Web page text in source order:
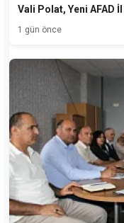
Vali Polat, Yeni AFAD
1 gün önce